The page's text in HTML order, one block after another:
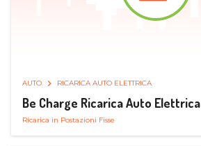
AUTO RICARICA AUTO ELETTRICA
Be Charge Ricarica Auto Elettrica
Ricarica in Postazioni Fisse